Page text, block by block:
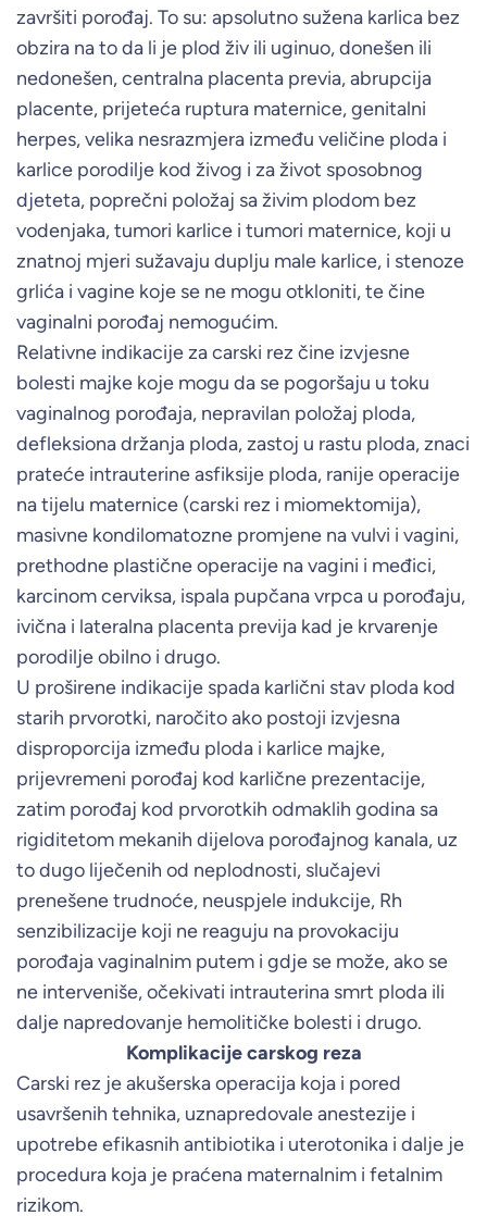
završiti porođaj. To su: apsolutno sužena karlica bez
obzira na to da li je plod živ ili uginuo, donešen ili
nedonešen, centralna placenta previa, abrupcija
placente, prijeteća ruptura maternice, genitalni
herpes, velika nesrazmjera između veličine ploda i
karlice porodilje kod živog i za život sposobnog
djeteta, poprečni položaj sa živim plodom bez
vodenjaka, tumori karlice i tumori maternice, koji u
znatnoj mjeri sužavaju duplju male karlice, i stenoze
grlića i vagine koje se ne mogu otkloniti, te čine
vaginalni porođaj nemogućim.
Relativne indikacije za carski rez čine izvjesne
bolesti majke koje mogu da se pogoršaju u toku
vaginalnog porođaja, nepravilan položaj ploda,
defleksiona držanja ploda, zastoj u rastu ploda, znaci
prateće intrauterine asfiksije ploda, ranije operacije
na tijelu maternice (carski rez i miomektomija),
masivne kondilomatozne promjene na vulvi i vagini,
prethodne plastične operacije na vagini i međici,
karcinom cerviksa, ispala pupčana vrpca u porođaju,
ivična i lateralna placenta previja kad je krvarenje
porodilje obilno i drugo.
U proširene indikacije spada karlični stav ploda kod
starih prvorotki, naročito ako postoji izvjesna
disproporcija između ploda i karlice majke,
prijevremeni porođaj kod karlične prezentacije,
zatim porođaj kod prvorotkih odmaklih godina sa
rigiditetom mekanih dijelova porođajnog kanala, uz
to dugo liječenih od neplodnosti, slučajevi
prenešene trudnoće, neuspjele indukcije, Rh
senzibilizacije koji ne reaguju na provokaciju
porođaja vaginalnim putem i gdje se može, ako se
ne interveniše, očekivati intrauterina smrt ploda ili
dalje napredovanje hemolitičke bolesti i drugo.
Komplikacije carskog reza
Carski rez je akušerska operacija koja i pored
usavršenih tehnika, uznapredovale anestezije i
upotrebe efikasnih antibiotika i uterotonika i dalje je
procedura koja je praćena maternalnim i fetalnim
rizikom.